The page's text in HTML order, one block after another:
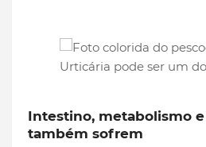
Urticária pode ser um
Intestino, metabolismo
também sofrem